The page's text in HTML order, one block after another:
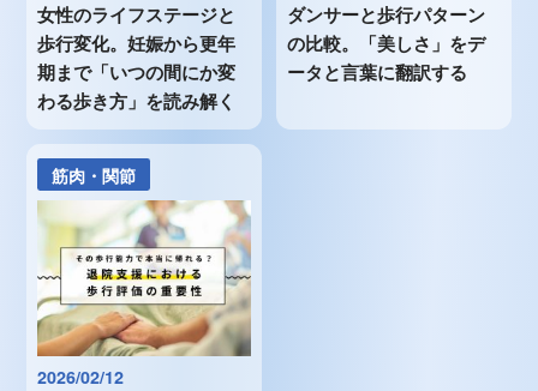
女性のライフステージと
歩行変化。妊娠から更年
期まで「いつの間にか変
わる歩き方」を読み解く
ダンサーと歩行パターン
の比較。「美しさ」をデ
ータと言葉に翻訳する
筋肉・関節
2026/02/12